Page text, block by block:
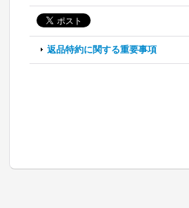
返品特約に関する重要事項